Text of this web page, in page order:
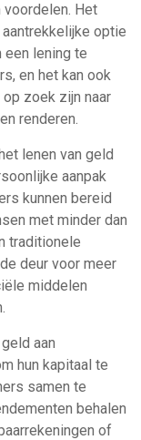
Het
optie
een lening te
en het kan ook
zoek zijn naar
renderen.
lenen van geld
aanpak
kunnen bereid
met minder dan
traditionele
deur voor meer
middelen
aan
hun kapitaal te
samen te
behalen
of